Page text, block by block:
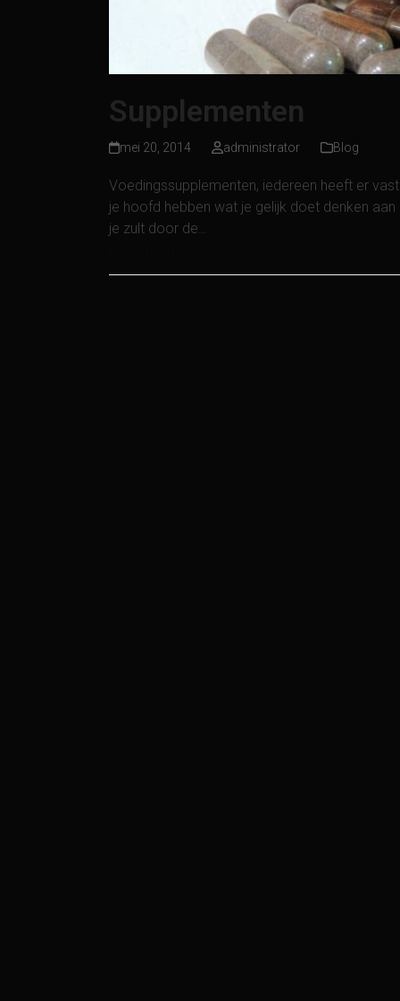
Supplementen
mei 20, 2014 administrator Blog
Voedingssupplementen, iedereen heeft er
je hoofd hebben wat je gelijk doet denken
je zult door de…